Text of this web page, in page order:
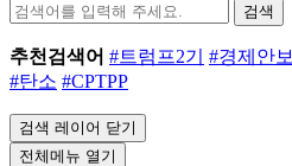
검색
추천검색어 #트럼프2기 #경제안보
#탄소 #CPTPP
검색 레이어 닫기
전체메뉴 열기